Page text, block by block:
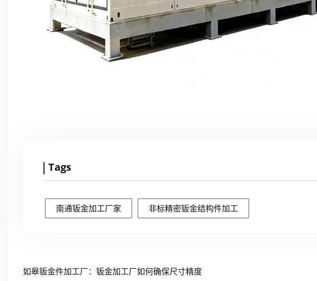
Tags
南通钣金加工厂家 非标精密钣金结构件加工
如皋钣金件加工厂：钣金加工厂如何确保尺寸精度